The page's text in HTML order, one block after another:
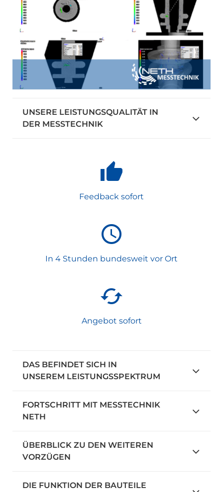
UNSERE LEISTUNGSQUALITÄT IN
DER MESSTECHNIK
Feedback sofort
In 4 Stunden bundesweit vor Ort
Angebot sofort
DAS BEFINDET SICH IN
UNSEREM LEISTUNGSSPEKTRUM
FORTSCHRITT MIT MESSTECHNIK
NETH
ÜBERBLICK ZU DEN WEITEREN
VORZÜGEN
DIE FUNKTION DER BAUTEILE